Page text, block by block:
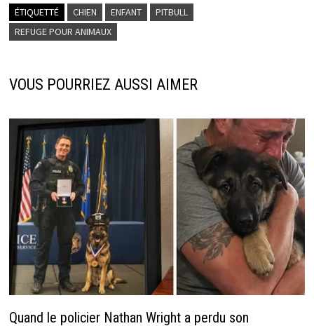
o
o
n
ge
dI sA
ÉTIQUETTÉ CHIEN ENFANT
PITBULL
REFUGE POUR ANIMAUX
VOUS POURRIEZ AUSSI AIMER
Quand le policier Nathan Wright a perdu son